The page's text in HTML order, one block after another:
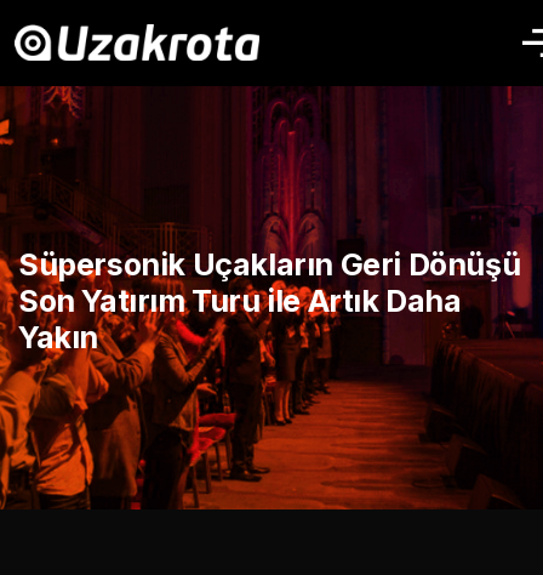
Süpersonik Uçakların Geri Dönüşü
Son Yatırım Turu ile Artık Daha
Yakın